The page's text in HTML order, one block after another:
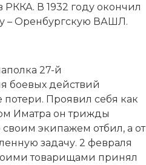
РККА. В 1932 году окончил
– Оренбургскую ВАШЛ.
27-й
боевых действий
Проявил себя как
Иматра он трижды
экипажем отбил, а от
задачу. 2 февраля
товарищами принял